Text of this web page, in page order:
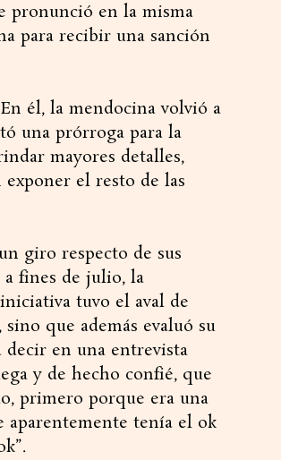
pronunció en la misma
para recibir una sanción
él, la mendocina volvió a
una prórroga para la
mayores detalles,
el resto de las
giro respecto de sus
a fines de julio, la
tuvo el aval de
que además evaluó su
en una entrevista
y de hecho confié, que
primero porque era una
aparentemente tenía el ok